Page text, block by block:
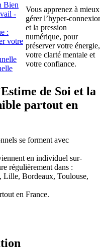
Bien
-
:
votre
Vous apprenez à mieux
gérer l’hyper-
et la pression
numérique, pour
préserver votre énergie,
votre clarté mentale et
votre confiance.
de Soi et la
partout en
se forment avec
en individuel sur-
régulièrement dans :
Lille, Bordeaux, Toulouse,
en France.